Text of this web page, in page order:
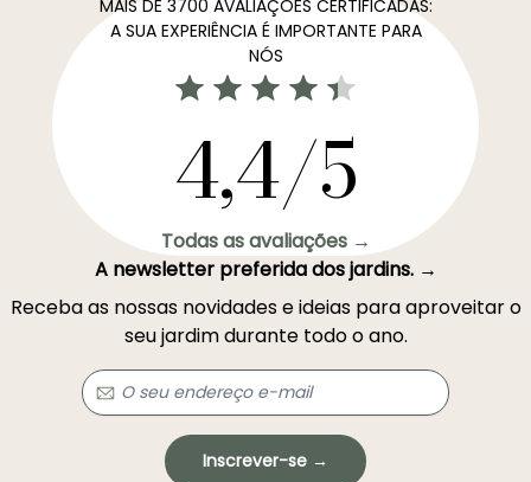
MAIS DE 3700 AVALIAÇÕES CERTIFICADAS:
A SUA EXPERIÊNCIA É IMPORTANTE PARA
NÓS
4,4/5
Todas as avaliações →
A newsletter preferida dos jardins. →
Receba as nossas novidades e ideias para aproveitar o
seu jardim durante todo o ano.
Inscrever-se →